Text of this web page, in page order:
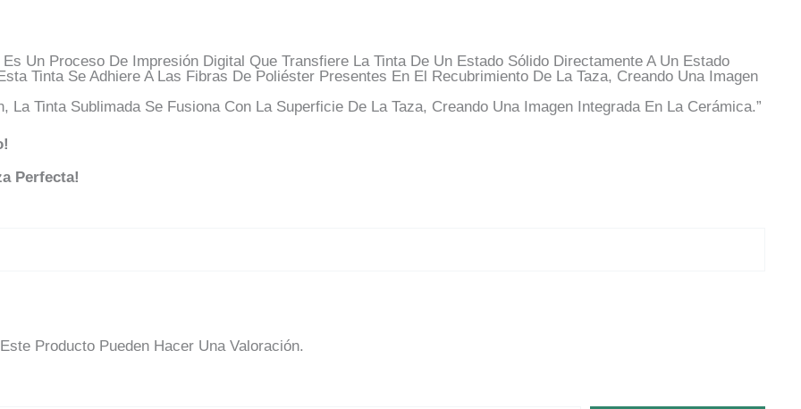
Un Proceso De Impresión Digital Que Transfiere La Tinta De Un Estado Sólido Directamente A Un Estado
Tinta Se Adhiere A Las Fibras De Poliéster Presentes En El Recubrimiento De La Taza, Creando Una Imagen
La Tinta Sublimada Se Fusiona Con La Superficie De La Taza, Creando Una Imagen Integrada En La Cerámica.”
Perfecta!
Producto Pueden Hacer Una Valoración.